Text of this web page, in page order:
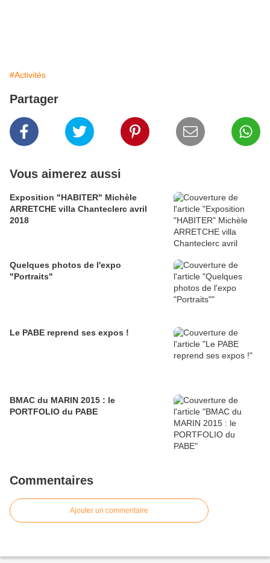
#Activités
Partager
Vous aimerez aussi
Exposition "HABITER" Michèle
ARRETCHE villa Chanteclerc avril
2018
Quelques photos de l'expo
"Portraits"
Le PABE reprend ses expos !
BMAC du MARIN 2015 : le
PORTFOLIO du PABE
Commentaires
Ajouter un commentaire